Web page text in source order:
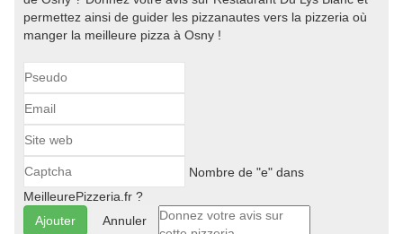
permettez ainsi de guider les pizzanautes vers la pizzeria où
manger la meilleure pizza à Osny !
Nombre de "e" dans
MeilleurePizzeria.fr ?
Annuler